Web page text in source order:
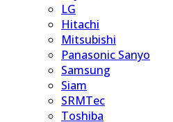
LG
Hitachi
Mitsubishi
Panasonic Sanyo
Samsung
Siam
SRMTec
Toshiba